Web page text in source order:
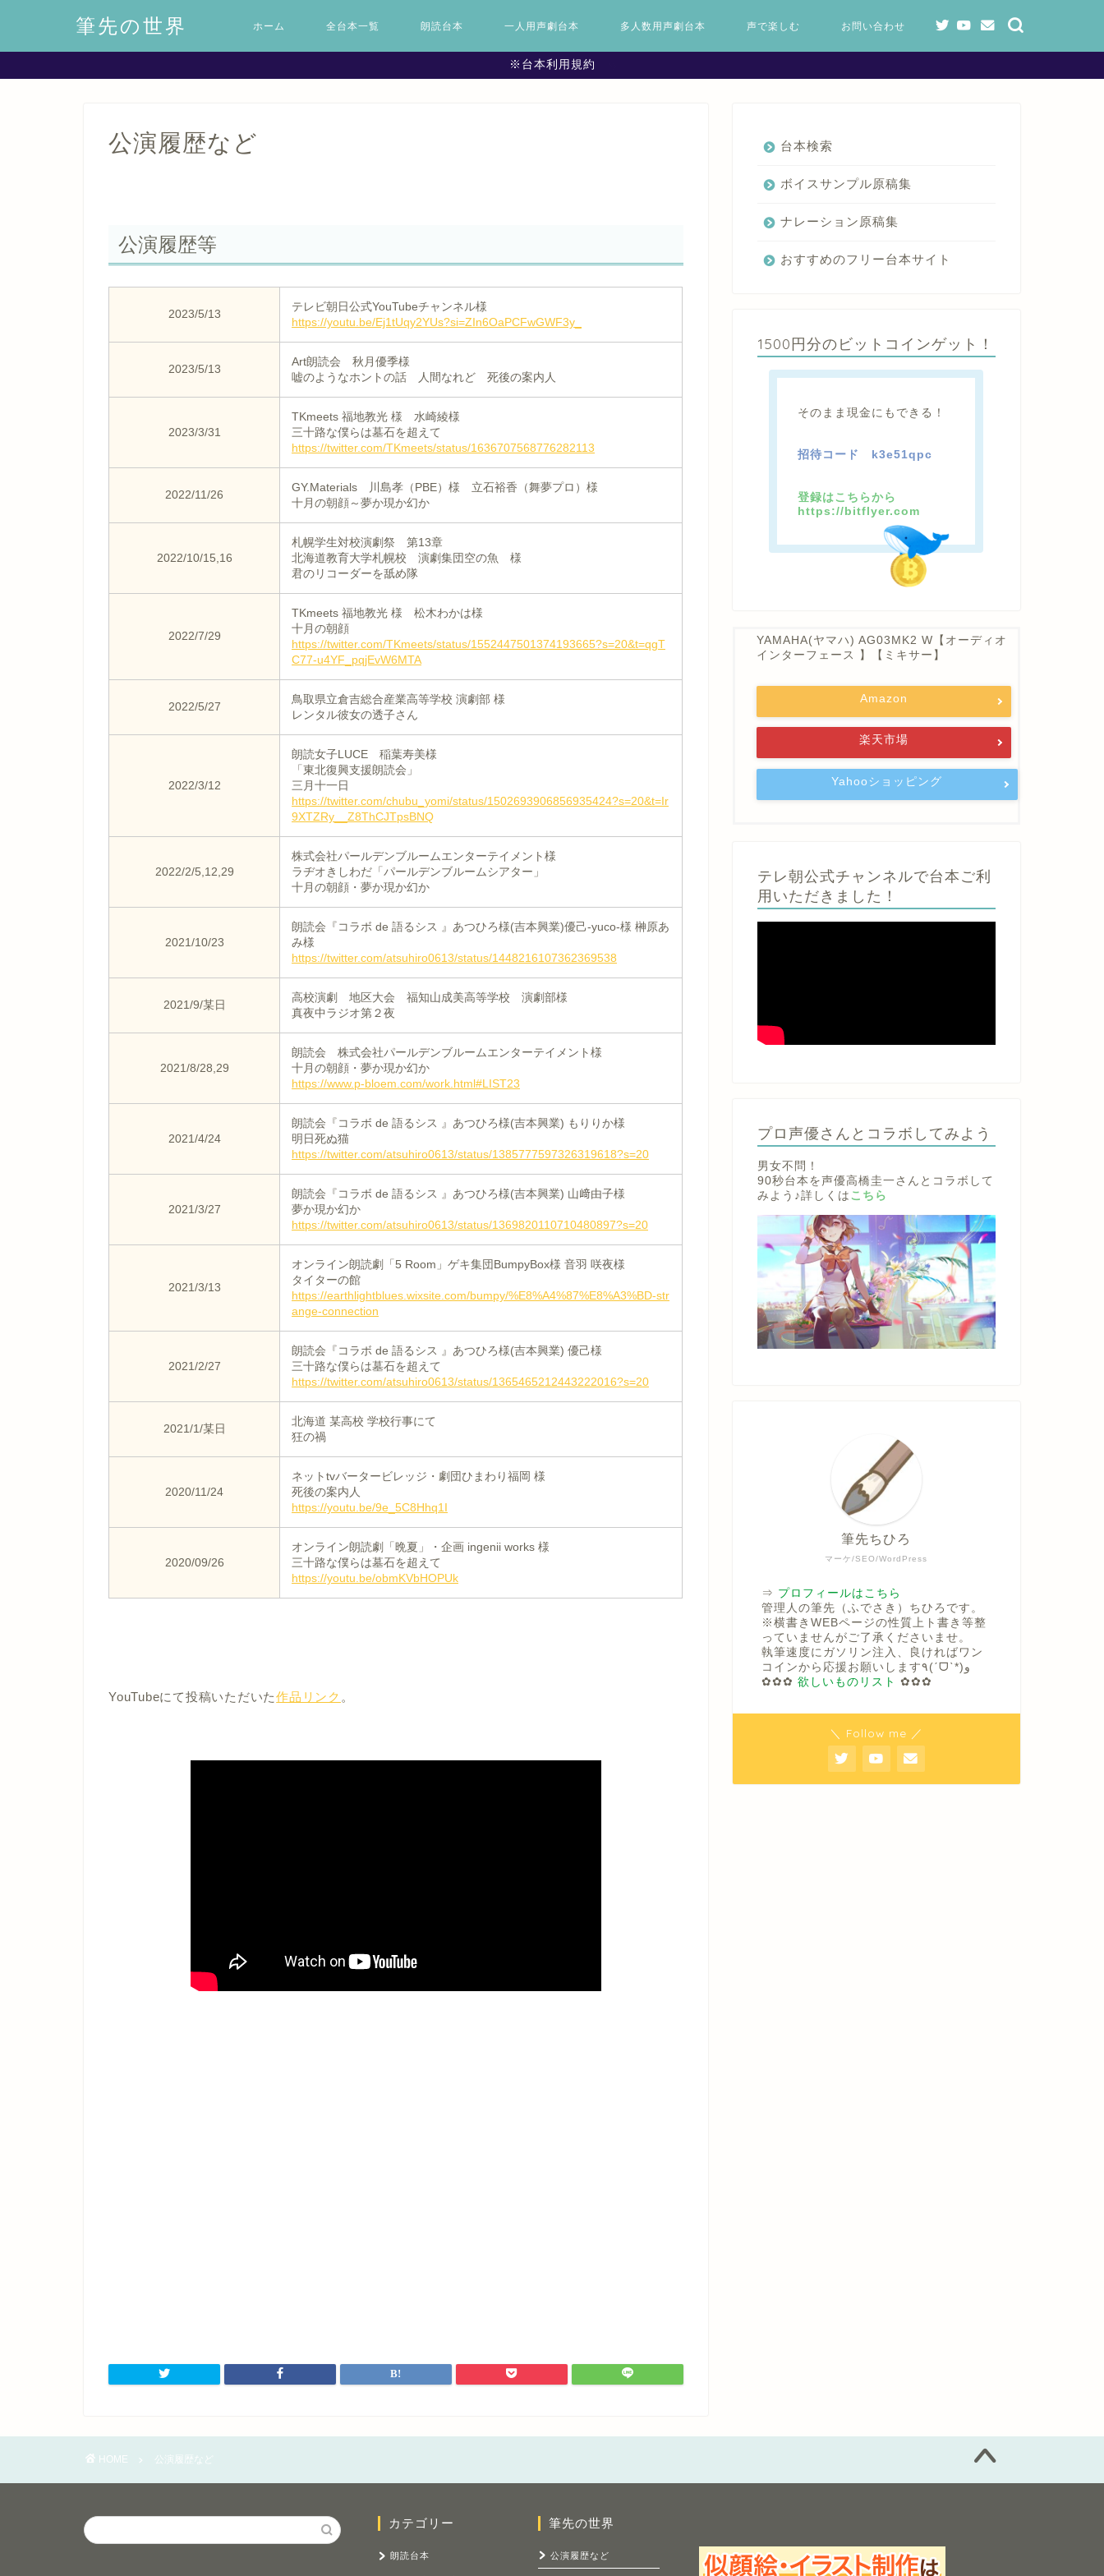
筆先の世界 ホーム 全台本一覧 朗読台本 一人用声劇台本 多人数用声劇台本 声で楽しむ お問い合わせ
※台本利用規約
公演履歴など
公演履歴等
2023/5/13
テレビ朝日公式YouTubeチャンネル様
https://youtu.be/Ej1tUqy2YUs?si=ZIn6OaPCFwGWF3y_
2023/5/13
Art朗読会 秋月優季様
嘘のようなホントの話 人間なれど 死後の案内人
2023/3/31
TKmeets 福地教光 様 水崎綾様
三十路な僕らは墓石を超えて
https://twitter.com/TKmeets/status/1636707568776282113
2022/11/26
GY.Materials 川島孝（PBE）様 立石裕香（舞夢プロ）様
十月の朝顔～夢か現か幻か
2022/10/15,16
札幌学生対校演劇祭 第13章
北海道教育大学札幌校 演劇集団空の魚 様
君のリコーダーを舐め隊
2022/7/29
TKmeets 福地教光 様 松木わかは様
十月の朝顔
https://twitter.com/TKmeets/status/1552447501374193665?s=20&t=qgT
C77-u4YF_pqjEvW6MTA
2022/5/27
鳥取県立倉吉総合産業高等学校 演劇部 様
レンタル彼女の透子さん
2022/3/12
朗読女子LUCE 稲葉寿美様
「東北復興支援朗読会」
三月十一日
https://twitter.com/chubu_yomi/status/1502693906856935424?s=20&t=Ir
9XTZRy__Z8ThCJTpsBNQ
2022/2/5,12,29
株式会社パールデンブルームエンターテイメント様
ラヂオきしわだ「パールデンブルームシアター」
十月の朝顔・夢か現か幻か
2021/10/23
朗読会『コラボ de 語るシス 』あつひろ様(吉本興業)優己-yuco-様 榊原あ
み様
https://twitter.com/atsuhiro0613/status/1448216107362369538
2021/9/某日
高校演劇 地区大会 福知山成美高等学校 演劇部様
真夜中ラジオ第２夜
2021/8/28,29
朗読会 株式会社パールデンブルームエンターテイメント様
十月の朝顔・夢か現か幻か
https://www.p-bloem.com/work.html#LIST23
2021/4/24
朗読会『コラボ de 語るシス 』あつひろ様(吉本興業) もりりか様
明日死ぬ猫
https://twitter.com/atsuhiro0613/status/1385777597326319618?s=20
2021/3/27
朗読会『コラボ de 語るシス 』あつひろ様(吉本興業) 山﨑由子様
夢か現か幻か
https://twitter.com/atsuhiro0613/status/1369820110710480897?s=20
2021/3/13
オンライン朗読劇「5 Room」ゲキ集団BumpyBox様 音羽 咲夜様
タイターの館
https://earthlightblues.wixsite.com/bumpy/%E8%A4%87%E8%A3%BD-str
ange-connection
2021/2/27
朗読会『コラボ de 語るシス 』あつひろ様(吉本興業) 優己様
三十路な僕らは墓石を超えて
https://twitter.com/atsuhiro0613/status/1365465212443222016?s=20
2021/1/某日
北海道 某高校 学校行事にて
狂の禍
2020/11/24
ネットtvバータービレッジ・劇団ひまわり福岡 様
死後の案内人
https://youtu.be/9e_5C8Hhq1I
2020/09/26
オンライン朗読劇「晩夏」・企画 ingenii works 様
三十路な僕らは墓石を超えて
https://youtu.be/obmKVbHOPUk
YouTubeにて投稿いただいた作品リンク 。
台本検索
ボイスサンプル原稿集
ナレーション原稿集
おすすめのフリー台本サイト
1500円分のビットコインゲット！
そのまま現金にもできる！
招待コード k3e51qpc
登録はこちらから
https://bitflyer.com
YAMAHA(ヤマハ) AG03MK2 W【オーディオ
インターフェース 】【ミキサー】
Amazon
楽天市場
Yahooショッピング
テレ朝公式チャンネルで台本ご利
用いただきました！
プロ声優さんとコラボしてみよう
男女不問！
90秒台本を声優高橋圭一さんとコラボして
みよう♪詳しくは こちら
マーケ/SEO/WordPress
筆先ちひろ
⇒ プロフィールはこちら
管理人の筆先（ふでさき）ちひろです。
※横書きWEBページの性質上ト書き等整
っていませんがご了承くださいませ。
執筆速度にガソリン注入、良ければワン
コインから応援お願いします٩(ˊᗜˋ*)و
✿✿✿ 欲しいものリスト ✿✿✿
＼ Follow me ／
HOME 公演履歴など
カテゴリー
朗読台本
筆先の世界
公演履歴など